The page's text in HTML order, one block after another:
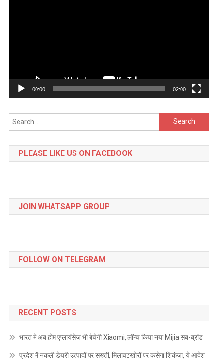
00:00 02:00
Search
for:
PLEASE LIKE US ON FACEBOOK
JOIN WHATSAPP GROUP
FOLLOW ON TELEGRAM
RECENT POSTS
भारत में अब होम एप्लायंसेज भी बेचेगी Xiaomi, लॉन्च किया नया Mijia सब-ब्रांड
प्रदेश में नकली डेयरी उत्पादों पर सख्ती, मिलावटखोरों पर कसेगा शिकंजा, ये आदेश